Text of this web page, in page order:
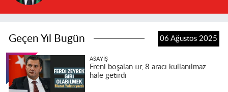
Geçen Yıl Bugün 06 Ağustos 2025
ASAYIŞ
Freni boşalan tır, 8 aracı kullanılmaz
hale getirdi